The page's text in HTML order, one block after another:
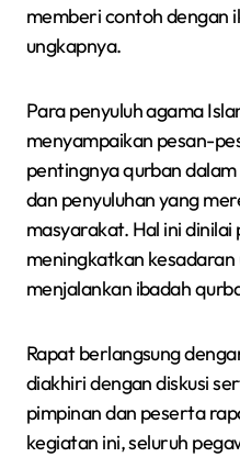
memberi contoh dengan
ungkapnya.
Para penyuluh agama
menyampaikan pesan-
pentingnya qurban
dan penyuluhan yang
masyarakat. Hal ini
meningkatkan
menjalankan ibadah
Rapat berlangsung
diakhiri dengan diskusi
pimpinan dan peserta
kegiatan ini, seluruh